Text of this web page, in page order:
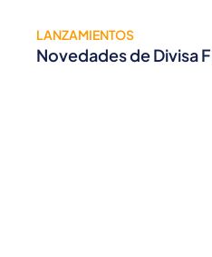
LANZAMIENTOS
Novedades de Divisa